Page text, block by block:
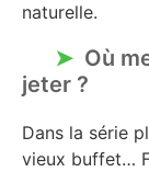
naturelle.
Où
jeter ?
Dans la série
vieux buffet…